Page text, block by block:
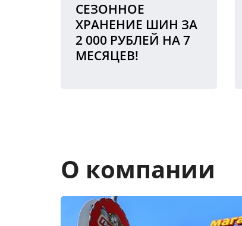
СЕЗОННОЕ
ХРАНЕНИЕ ШИН ЗА
2 000 РУБЛЕЙ НА 7
МЕСЯЦЕВ!
О компании